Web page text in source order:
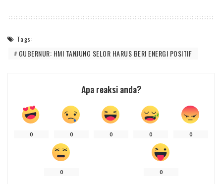
Tags:
GUBERNUR: HMI TANJUNG SELOR HARUS BERI ENERGI POSITIF
Apa reaksi anda?
0 0 0 0 0
0 0